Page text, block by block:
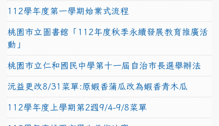
112學年度第一學期始業式流程
桃園市立圖書館「112年度秋季永續發展教育推廣活
動」
桃園市立仁和國民中學第十一屆自治市長選舉辦法
沅益更改8/31菜單:原蝦香蒲瓜改為蝦香青木瓜
112學年度上學期第2週9/4-9/8菜單